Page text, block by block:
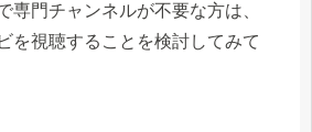
専門チャンネルが不要な方は、
を視聴することを検討してみて